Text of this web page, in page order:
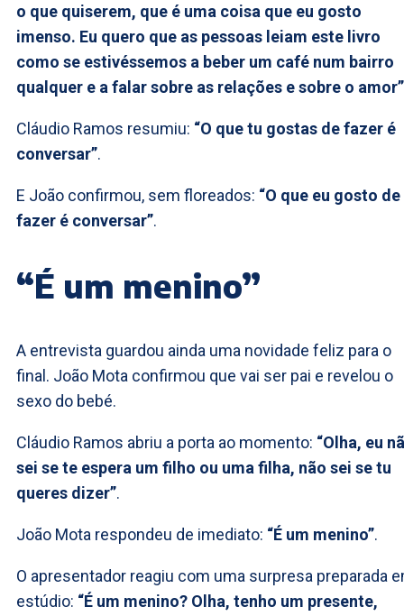
o que quiserem, que é uma coisa que eu gosto
imenso. Eu quero que as pessoas leiam este livro
como se estivéssemos a beber um café num bairro
qualquer e a falar sobre as relações e sobre o amor”
Cláudio Ramos resumiu: “O que tu gostas de fazer é
conversar”.
E João confirmou, sem floreados: “O que eu gosto de
fazer é conversar”.
“É um menino”
A entrevista guardou ainda uma novidade feliz para o
final. João Mota confirmou que vai ser pai e revelou o
sexo do bebé.
Cláudio Ramos abriu a porta ao momento: “Olha, eu
sei se te espera um filho ou uma filha, não sei se tu
queres dizer”.
João Mota respondeu de imediato: “É um menino”.
O apresentador reagiu com uma surpresa preparada
estúdio: “É um menino? Olha, tenho um presente,